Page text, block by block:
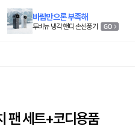
바람만으론 부족해
투비뉴 냉각 핸디 손선풍기
팬 세트+코디용품